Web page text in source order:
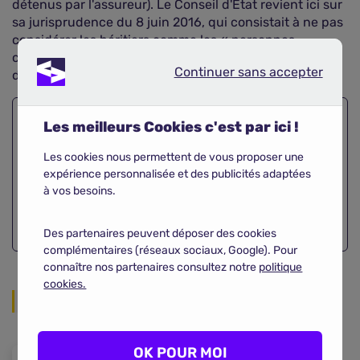
détenus par l'assureur). Le Conseil d'Etat revient ici sur
sa jurisprudence du 8 juin 2016, qui consistait à ne pas
considérer les héritiers comme les « personnes
concernées » en ce qui concerne la communication de
données personnelles.
assurance auto
en quelques clics !
Continuer sans accepter
Les meilleurs Cookies c'est par ici !
Les cookies nous permettent de vous proposer une
expérience personnalisée et des publicités adaptées
à vos besoins.
Des partenaires peuvent déposer des cookies
complémentaires (réseaux sociaux, Google). Pour
connaître nos partenaires consultez notre politique
cookies.
OK POUR MOI
Continuer sans accepter